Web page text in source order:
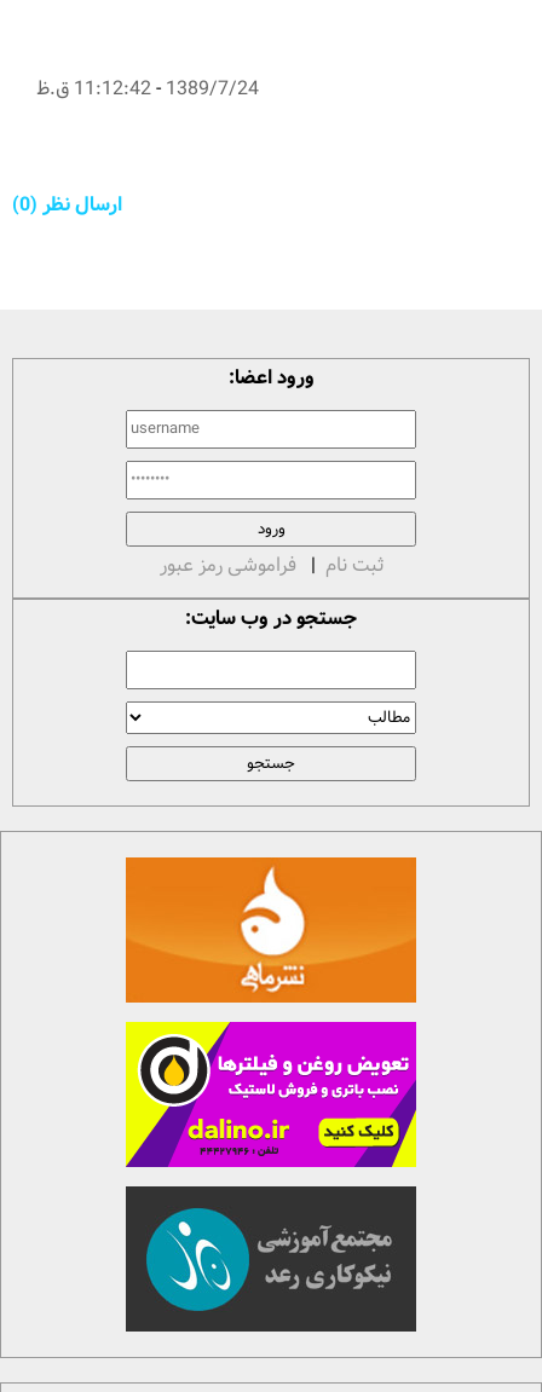
1389/7/24
-11:12:42 ق.ظ
ارسال نظر (0)
ورود اعضا:
ثبت نام | فراموشی رمز عبور
جستجو در وب سایت: